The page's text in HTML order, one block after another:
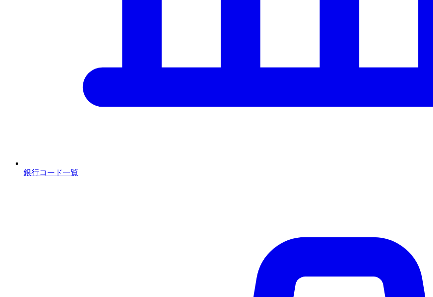
銀行コード一覧